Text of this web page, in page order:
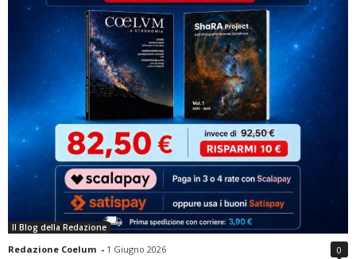
Il Blog della Redazione
Redazione Coelum - 1 Giugno 2026 0